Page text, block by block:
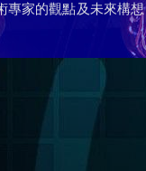
專家的觀點及未來構想